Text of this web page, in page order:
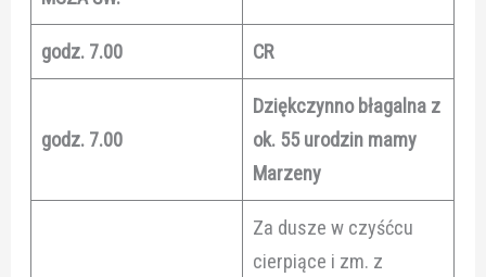
godz. 7.00 CR
godz. 7.00
Dziękczynno błagalna z
ok. 55 urodzin mamy
Marzeny
Za dusze w czyśćcu
cierpiące i zm. z